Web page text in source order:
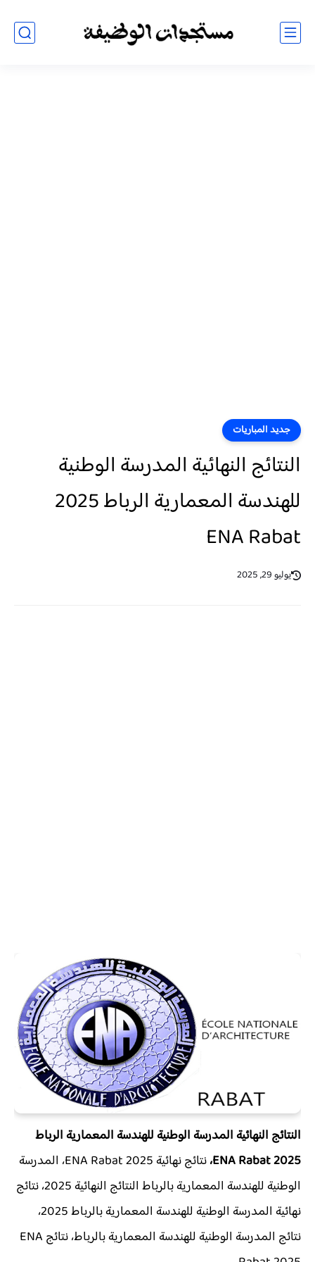
جديد المباريات
النتائج النهائية المدرسة الوطنية
للهندسة المعمارية الرباط 2025
ENA Rabat
يوليو 29, 2025
النتائج النهائية المدرسة الوطنية للهندسة المعمارية الرباط
2025 ENA Rabat،
نتائج نهائية
ENA Rabat 2025، المدرسة
الوطنية للهندسة المعمارية بالرباط النتائج النهائية 2025، نتائج
نهائية المدرسة الوطنية للهندسة المعمارية بالرباط 2025،
نتائج المدرسة الوطنية للهندسة المعمارية بالرباط، نتائج ENA